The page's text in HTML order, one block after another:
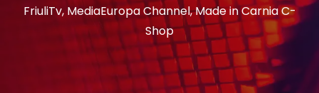
FriuliTv, MediaEuropa Channel, Made in Carnia C-
Shop